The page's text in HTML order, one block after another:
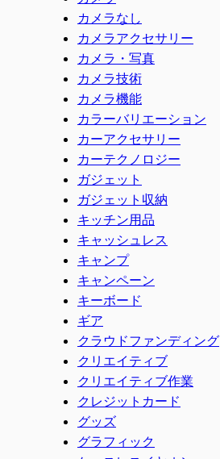
カメラなし
カメラアクセサリー
カメラ・写真
カメラ技術
カメラ機能
カラーバリエーション
カーアクセサリー
カーテクノロジー
ガジェット
ガジェット収納
キッチン用品
キャッシュレス
キャンプ
キャンペーン
キーボード
ギア
クラウドファンディング
クリエイティブ
クリエイティブ作業
クレジットカード
グッズ
グラフィック